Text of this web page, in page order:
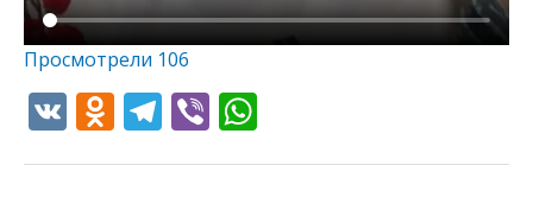
Просмотрели 106
V O T Vi